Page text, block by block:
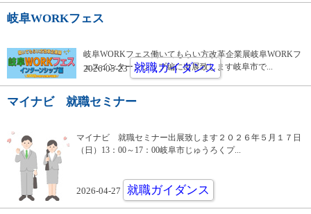
岐阜WORKフェス
岐阜WORKフェス働いてもらい方改革企業展岐阜WORKフ
ェスインターンシップ編に出展致します岐阜市で...
2026-05-23 就職ガイダンス
マイナビ 就職セミナー
マイナビ 就職セミナー出展致します２０２６年５月１７日
（日）13：00～17：00岐阜市じゅうろくプ...
2026-04-27 就職ガイダンス